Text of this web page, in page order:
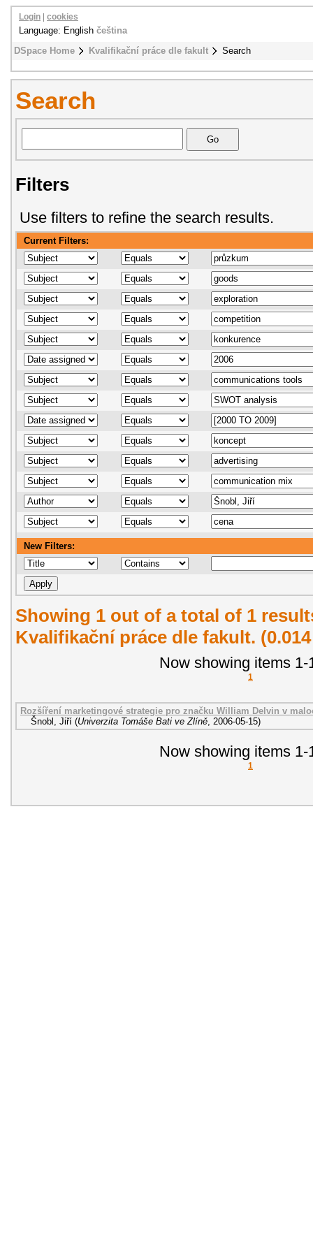
DSpace Home Kvalifikační práce dle fakult Search
Login cookies
Language: English čeština
Search
Filters
Use filters to refine the search results.
Current Filters:
New Filters:
Showing 1 out of a total of 1
Kvalifikační práce dle fakult.
Now showing items 1-
1
Rozšíření marketingové strategie pro značku William Delvin v
Šnobl, Jiří (Univerzita Tomáše Bati ve Zlíně 2006-05-15)
Now showing items 1-
1